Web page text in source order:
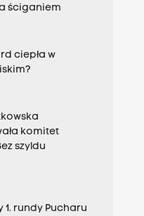
ściganiem
ciepła w
komitet
szyldu
1. rundy Pucharu